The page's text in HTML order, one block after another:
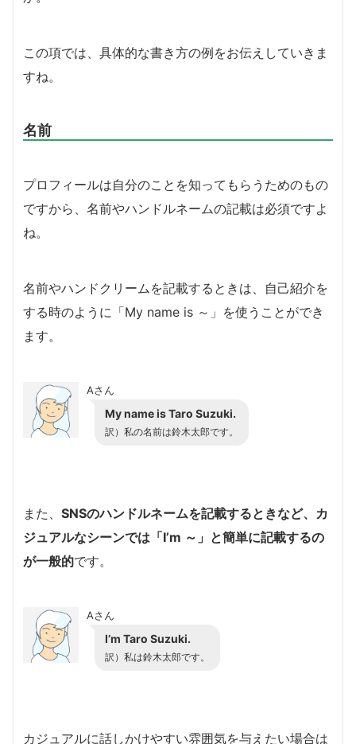
この項では、具体的な書き方の例をお伝えしていきま
すね。
名前
プロフィールは自分のことを知ってもらうためのもの
ですから、名前やハンドルネームの記載は必須ですよ
ね。
名前やハンドクリームを記載するときは、自己紹介を
する時のように「My name is ～」を使うことができ
ます。
Aさん
My name is Taro Suzuki.
訳）私の名前は鈴木太郎です。
また、 SNSのハンドルネームを記載するときなど、カ
ジュアルなシーンでは「I’m ～」と簡単に記載するの
が一般的です。
Aさん
I’m Taro Suzuki.
訳）私は鈴木太郎です。
カジュアルに話しかけやすい雰囲気を与えたい場合は